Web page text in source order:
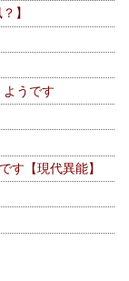
】
うです
す【現代異能】